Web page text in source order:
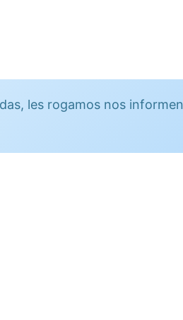
les rogamos nos informen